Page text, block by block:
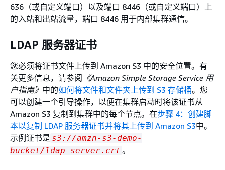
636（或自定义端口）以及端口 8446（或自定义端口）上
的入站和出站流量，端口 8446 用于内部集群通信。
LDAP 服务器证书
您必须将证书文件上传到 Amazon S3 中的安全位置。有
关更多信息，请参阅 《Amazon Simple Storage Service 用
户指南》 中的如何将文件和文件夹上传到 S3 存储桶。您
可以创建一个引导操作，以便在集群启动时将该证书从
Amazon S3 复制到集群中的每个节点。在步骤 4：创建脚
本以复制 LDAP 服务器证书并将其上传到 Amazon S3中。
示例证书是 s3://amzn-s3-demo-
bucket/ldap_server.crt 。